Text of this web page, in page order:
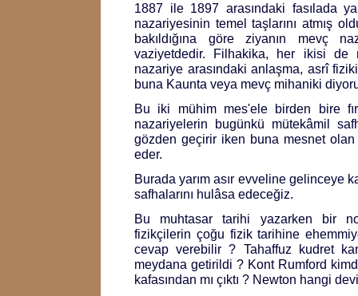
1887 ile 1897 arasındaki fasılada
nazariyesinin temel taşlarını atmış
bakıldığına göre ziyanın mevç
vaziyetdedir. Filhakika, her ikisi
nazariye arasındaki anlaşma, asrî
buna Kaunta veya mevç mihaniki
Bu iki mühim mes'ele birden bire
nazariyelerin bugünkü mütekâmil
gözden geçirir iken buna mesnet
eder.
Burada yarım asır evveline gelinceye
safhalarını hulâsa edeceğiz.
Bu muhtasar tarihi yazarken bir
fizikçilerin çoğu fizik tarihine
cevap verebilir ? Tahaffuz kudret
meydana getirildi ? Kont Rumford
kafasından mı çıktı ? Newton hangi